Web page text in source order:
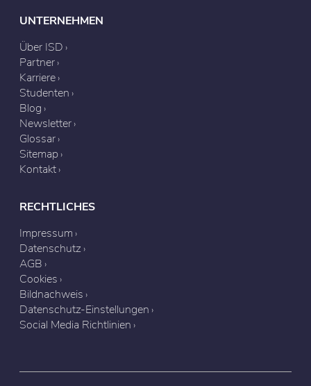
UNTERNEHMEN
Über ISD
Partner
Karriere
Studenten
Blog
Newsletter
Glossar
Sitemap
Kontakt
RECHTLICHES
Impressum
Datenschutz
AGB
Cookies
Bildnachweis
Datenschutz-Einstellungen
Social Media Richtlinien